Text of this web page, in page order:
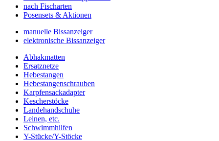
nach Fischarten
Posensets & Aktionen
manuelle Bissanzeiger
elektronische Bissanzeiger
Abhakmatten
Ersatznetze
Hebestangen
Hebestangenschrauben
Karpfensackadapter
Kescherstöcke
Landehandschuhe
Leinen, etc.
Schwimmhilfen
Y-Stücke/Y-Stöcke